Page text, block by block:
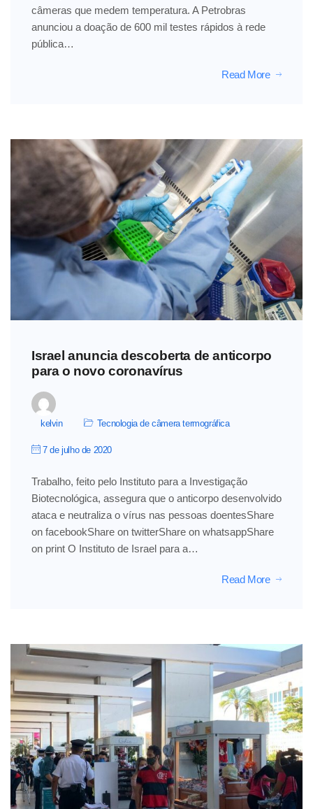
câmeras que medem temperatura. A Petrobras
anunciou a doação de 600 mil testes rápidos à rede
pública…
Read More
Israel anuncia descoberta de anticorpo
para o novo coronavírus
kelvin Tecnologia de câmera termográfica
7 de julho de 2020
Trabalho, feito pelo Instituto para a Investigação
Biotecnológica, assegura que o anticorpo desenvolvido
ataca e neutraliza o vírus nas pessoas doentesShare
on facebookShare on twitterShare on whatsappShare
on print O Instituto de Israel para a…
Read More